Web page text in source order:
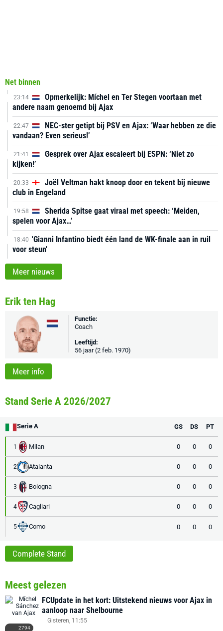
Net binnen
23:14
Opmerkelijk: Míchel en Ter Stegen voortaan met
andere naam genoemd bij Ajax
22:47
NEC-ster getipt bij PSV en Ajax: ‘Waar hebben ze die
vandaan? Even serieus!’
21:41
Gesprek over Ajax escaleert bij ESPN: ‘Niet zo
kijken!’
20:33
Joël Veltman hakt knoop door en tekent bij nieuwe
club in Engeland
19:58
Sherida Spitse gaat viraal met speech: ‘Meiden,
spelen voor Ajax…’
18:40 'Gianni Infantino biedt één land de WK-finale aan in ruil
voor steun'
Meer nieuws
Erik ten Hag
Functie:
Coach
Leeftijd:
56 jaar (2 feb. 1970)
Meer info
Stand Serie A 2026/2027
Serie A GS DS PT
1 Milan 0 0 0
2 Atalanta 0 0 0
3 Bologna 0 0 0
4 Cagliari 0 0 0
5 Como 0 0 0
Complete Stand
Meest gelezen
2794
FCUpdate in het kort: Uitstekend nieuws voor Ajax in
aanloop naar Shelbourne
Gisteren, 11:55